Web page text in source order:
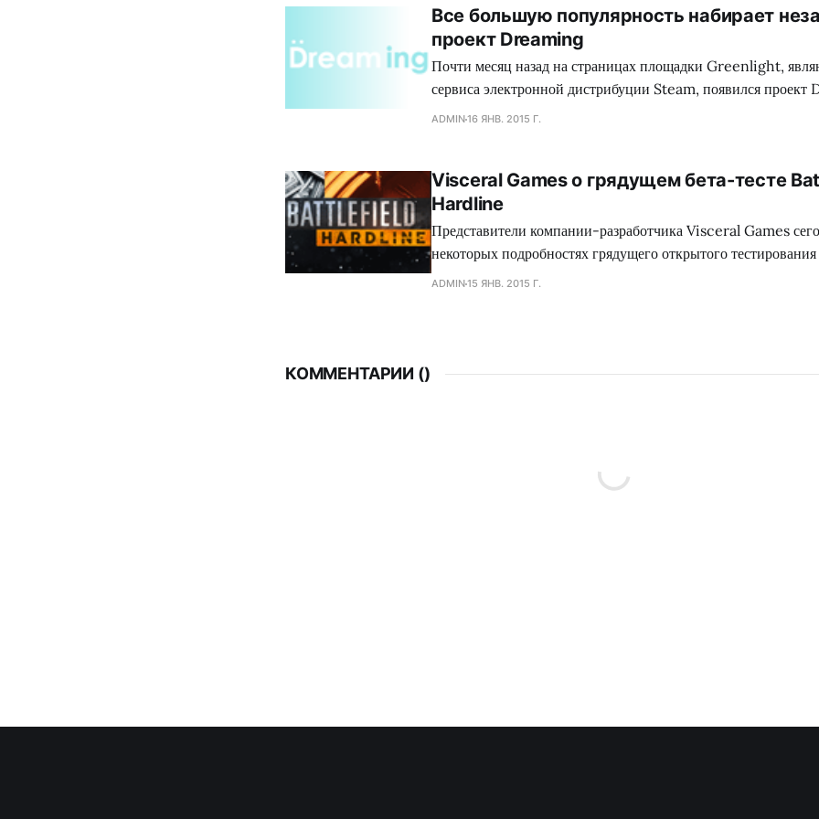
зеленного континента. Так сказать, под нож могло попасть
коллектива Dennaton
Все большую популярность набирает
проект Dreaming
Почти месяц назад на страницах площадки Greenlight,
сервиса электронной дистрибуции Steam, появился
обладающий необыкновенным сеттингом, а также
головоломку с экшеном Mirror`s Edge, хотя сами
ADMIN16 ЯНВ. 2015 Г.
Visceral Games о грядущем бета-тесте
Hardline
Представители компании-разработчика Visceral Games
некоторых подробностях грядущего открытого
сетевого шутера Battlefield: Hardline, а также поделились
ADMIN15 ЯНВ. 2015 Г.
КОММЕНТАРИИ ()